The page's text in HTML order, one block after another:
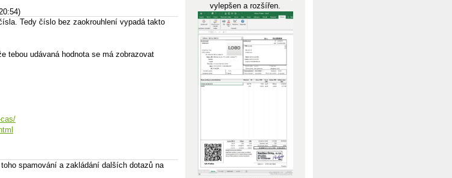
Tedy číslo bez zaokrouhlení vypadá takto
tebou udávaná hodnota se má zobrazovat
spamování a zakládání dalších dotazů na
vylepšen a rozšířen.